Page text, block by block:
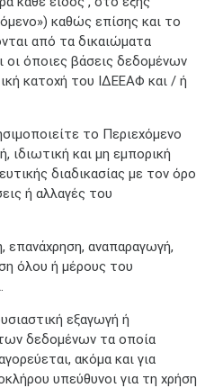
καθώς επίσης και το
από τα δικαιώματα
οι όποιες βάσεις δεδομένων
κατοχή του ΙΔΕΕΑΦ και / ή
το Περιεχόμενο
ιδιωτική και μη εμπορική
διαδικασίας με τον όρο
ή αλλαγές του
επανάχρηση, αναπαραγωγή,
όλου ή μέρους του
εξαγωγή ή
δεδομένων τα οποία
ακόμα και για
υπεύθυνοι για τη χρήση